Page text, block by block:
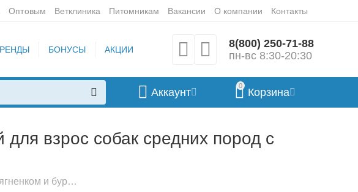
Оптовым Ветклиника Питомникам Вакансии О компании Контакты
БОНУСЫ АКЦИИ
8(800) 250-71-88
пн-вс 8:30-20:30
0
Корзина
Аккаунт
взрос собак средних пород с
AlphaPet WOW 15кг с ягненком и бурым рисом сухой для взрос собак средних пород с чувст пищев, 652260